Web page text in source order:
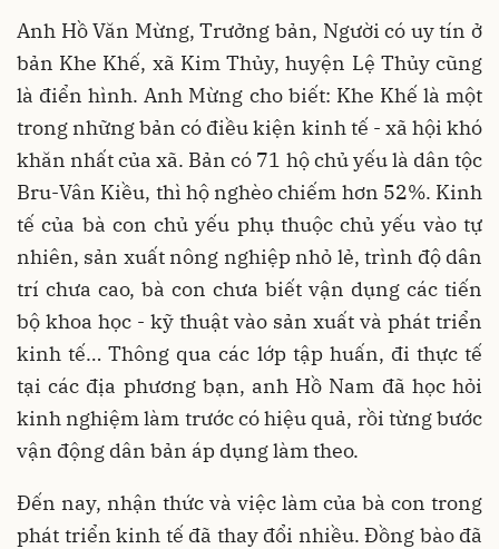
Anh Hồ Văn Mừng, Trưởng bản, Người có uy tín ở
bản Khe Khế, xã Kim Thủy, huyện Lệ Thủy cũng
là điển hình. Anh Mừng cho biết: Khe Khế là một
trong những bản có điều kiện kinh tế - xã hội khó
khăn nhất của xã. Bản có 71 hộ chủ yếu là dân tộc
Bru-Vân Kiều, thì hộ nghèo chiếm hơn 52%. Kinh
tế của bà con chủ yếu phụ thuộc chủ yếu vào tự
nhiên, sản xuất nông nghiệp nhỏ lẻ, trình độ dân
trí chưa cao, bà con chưa biết vận dụng các tiến
bộ khoa học - kỹ thuật vào sản xuất và phát triển
kinh tế… Thông qua các lớp tập huấn, đi thực tế
tại các địa phương bạn, anh Hồ Nam đã học hỏi
kinh nghiệm làm trước có hiệu quả, rồi từng bước
vận động dân bản áp dụng làm theo.
Đến nay, nhận thức và việc làm của bà con trong
phát triển kinh tế đã thay đổi nhiều. Đồng bào đã